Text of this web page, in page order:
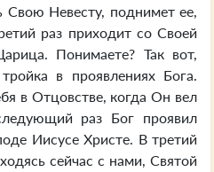
Свою Невесту, поднимет ее,
раз приходит со Своей
Понимаете? Так вот,
в проявлениях Бога.
в Отцовстве, когда Он вел
раз Бог проявил
Иисусе Христе. В третий
сейчас с нами, Святой